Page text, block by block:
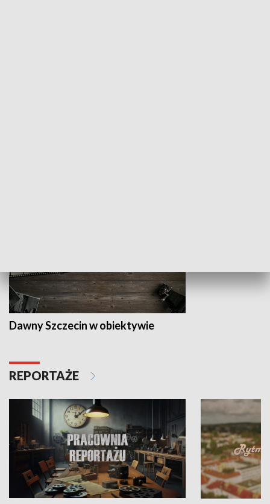
Dawny Szczecin w obiektywie
REPORTAŻE